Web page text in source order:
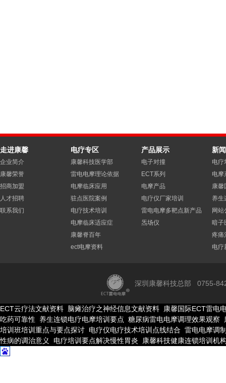
走进康馨
企业简介
康馨荣誉
招商加盟
人才招聘
联系我们
电疗专区
康馨科技医学部
雷电电摩理论依据
电摩临床应用
驻点医院案例
电疗技术培训
电摩临床适应症
康馨脊百年
ect电摩资料
产品展示
电子对撞
ECT系列
电摩产品
电疗仪厂家培训
雷电电摩多靶点新产品
炁场仪
新
电疗
电摩
康馨
养生
网站
暗子
疼痛
电疗
深圳康馨科技总部 0755-
科技属国家一线品牌高新企
ECT云疗法文献资料 脑瘫治疗之神经信息文献资料
康馨国际ECT雷电
吃药可靠性
养生连锁电疗电摩培训要点 糖尿病雷电电摩调理效果观察
培训班培训重点与要点探讨 电疗仪电疗技术培训点线结合 雷电电摩调
性病的调治意义
电疗培训要点解决慢性胃炎 康馨科技健康连锁培训机